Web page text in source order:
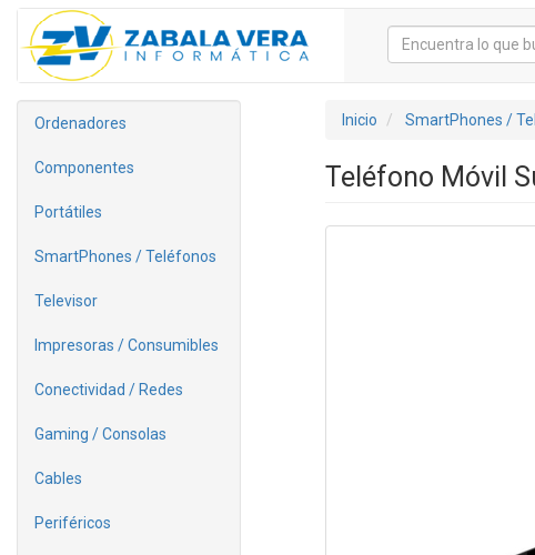
Ordenadores
Componentes
Portátiles
SmartPhones / Teléfonos
Televisor
Impresoras / Consumibles
Conectividad / Redes
Gaming / Consolas
Cables
Periféricos
Inicio SmartPhones /
Teléfono Móvil